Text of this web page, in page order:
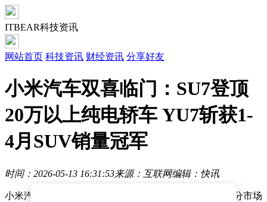
ITBEAR科技资讯
网站首页 科技资讯 财经资讯 分享好友
小米汽车双喜临门：SU7登顶
20万以上纯电轿车 YU7斩获1-
4月SUV销量冠军
时间：2026-05-13 16:31:53来源：互联网编辑：快讯
小米汽车近日公布了最新市场销售成绩，多款车型在细分市场